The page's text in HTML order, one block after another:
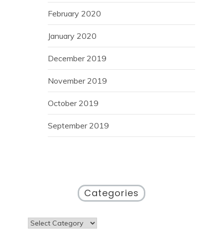
February 2020
January 2020
December 2019
November 2019
October 2019
September 2019
Categories
Categories